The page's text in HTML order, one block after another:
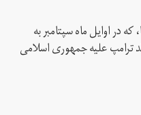
در اوایل ماه سپتامبر به
ترامپ علیه جمهوری اسلامی